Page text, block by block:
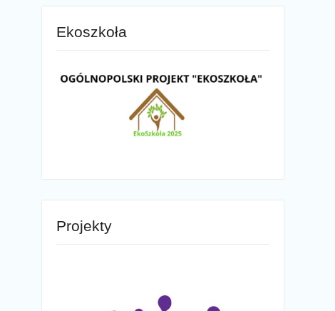
Ekoszkoła
Projekty